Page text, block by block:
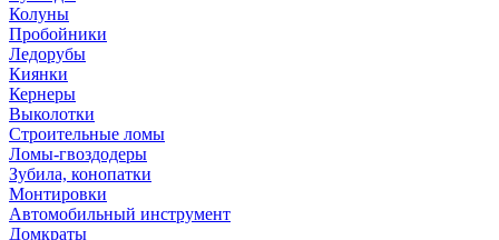
Колуны
Пробойники
Ледорубы
Киянки
Кернеры
Выколотки
Строительные ломы
Ломы-гвоздодеры
Зубила, конопатки
Монтировки
Автомобильный инструмент
Домкраты